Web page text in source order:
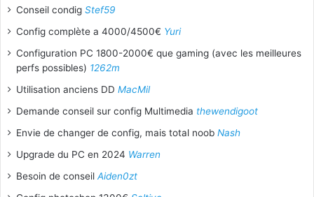
Conseil condig Stef59
Config complète a 4000/4500€ Yuri
Configuration PC 1800-2000€ que gaming (avec les meilleures
perfs possibles) 1262m
Utilisation anciens DD MacMil
Demande conseil sur config Multimedia thewendigoot
Envie de changer de config, mais total noob Nash
Upgrade du PC en 2024 Warren
Besoin de conseil Aiden0zt